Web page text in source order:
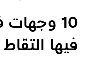
تسجيل الدخول
10
فيها